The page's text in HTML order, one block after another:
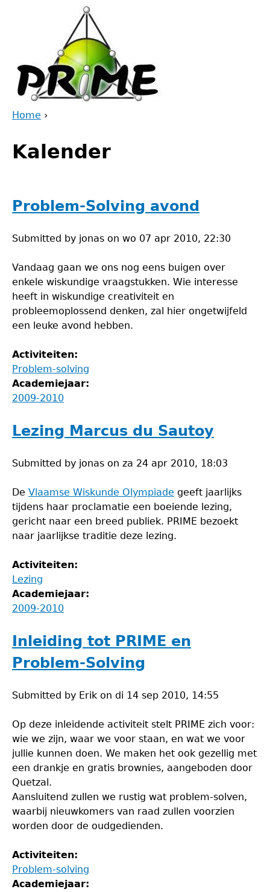
are
Home ›
to
top
Kalender
Problem-Solving avond
Submitted by jonas on wo 07 apr 2010, 22:30
Vandaag gaan we ons nog eens buigen over
enkele wiskundige vraagstukken. Wie interesse
heeft in wiskundige creativiteit en
probleemoplossend denken, zal hier ongetwijfeld
een leuke avond hebben.
Activiteiten:
Problem-solving
Academiejaar:
2009-2010
Lezing Marcus du Sautoy
Submitted by jonas on za 24 apr 2010, 18:03
De Vlaamse Wiskunde Olympiade geeft jaarlijks
tijdens haar proclamatie een boeiende lezing,
gericht naar een breed publiek. PRIME bezoekt
naar jaarlijkse traditie deze lezing.
Activiteiten:
Lezing
Academiejaar:
2009-2010
Inleiding tot PRIME en
Problem-Solving
Submitted by Erik on di 14 sep 2010, 14:55
Op deze inleidende activiteit stelt PRIME zich voor:
wie we zijn, waar we voor staan, en wat we voor
jullie kunnen doen. We maken het ook gezellig met
een drankje en gratis brownies, aangeboden door
Quetzal.
Aansluitend zullen we rustig wat problem-solven,
waarbij nieuwkomers van raad zullen voorzien
worden door de oudgedienden.
Activiteiten:
Problem-solving
Academiejaar: